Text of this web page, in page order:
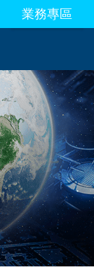
業務專區
最新業務